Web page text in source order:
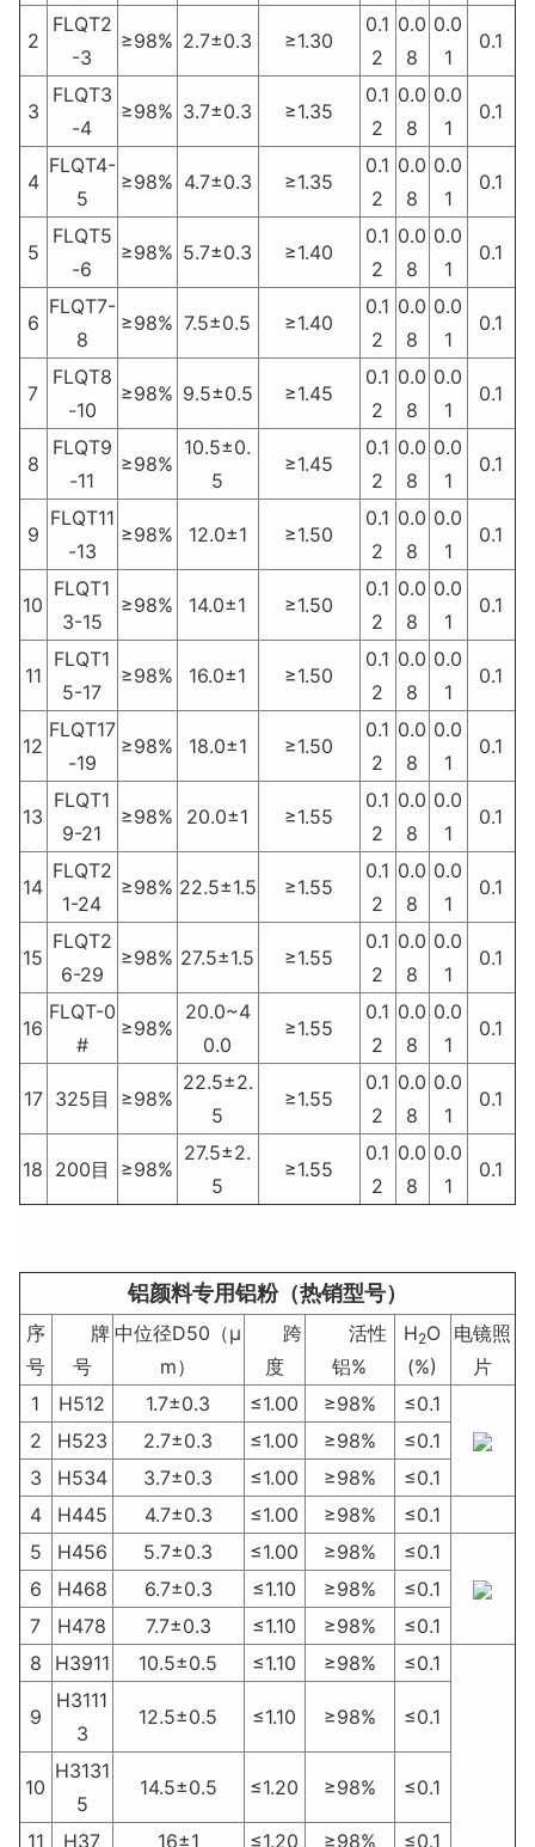
2
FLQT2
-3
≥98% 2.7±0.3 ≥1.30
0.1
2
0.0
8
0.0
1
0.1
3
FLQT3
-4
≥98% 3.7±0.3 ≥1.35
0.1
2
0.0
8
0.0
1
0.1
4
FLQT4-
5
≥98% 4.7±0.3 ≥1.35
0.1
2
0.0
8
0.0
1
0.1
5
FLQT5
-6
≥98% 5.7±0.3 ≥1.40
0.1
2
0.0
8
0.0
1
0.1
6
FLQT7-
8
≥98% 7.5±0.5 ≥1.40
0.1
2
0.0
8
0.0
1
0.1
7
FLQT8
-10
≥98% 9.5±0.5 ≥1.45
0.1
2
0.0
8
0.0
1
0.1
8
FLQT9
-11
≥98%
10.5±0.
5
≥1.45
0.1
2
0.0
8
0.0
1
0.1
9
FLQT11
-13
≥98% 12.0±1 ≥1.50
0.1
2
0.0
8
0.0
1
0.1
10
FLQT1
3-15
≥98% 14.0±1 ≥1.50
0.1
2
0.0
8
0.0
1
0.1
11
FLQT1
5-17
≥98% 16.0±1 ≥1.50
0.1
2
0.0
8
0.0
1
0.1
12
FLQT17
-19
≥98% 18.0±1 ≥1.50
0.1
2
0.0
8
0.0
1
0.1
13
FLQT1
9-21
≥98% 20.0±1 ≥1.55
0.1
2
0.0
8
0.0
1
0.1
14
FLQT2
1-24
≥98% 22.5±1.5 ≥1.55
0.1
2
0.0
8
0.0
1
0.1
15
FLQT2
6-29
≥98% 27.5±1.5 ≥1.55
0.1
2
0.0
8
0.0
1
0.1
16
FLQT-0
#
≥98%
20.0~4
0.0
≥1.55
0.1
2
0.0
8
0.0
1
0.1
17 325目 ≥98%
22.5±2.
5
≥1.55
0.1
2
0.0
8
0.0
1
0.1
18 200目 ≥98%
27.5±2.
5
≥1.55
0.1
2
0.0
8
0.0
1
0.1
铝颜料专用铝粉（热销型号）
序
号
牌
号
中位径D50（μ
m）
跨
度
活性
铝%
H2O
(%)
电镜照
片
1
H512 1.7±0.3 ≤1.00 ≥98%
≤0.1
2
H523 2.7±0.3 ≤1.00 ≥98%
≤0.1
3
H534 3.7±0.3 ≤1.00 ≥98%
≤0.1
4
H445 4.7±0.3 ≤1.00 ≥98%
≤0.1
5
H456 5.7±0.3 ≤1.00 ≥98%
≤0.1
6
H468 6.7±0.3 ≤1.10 ≥98%
≤0.1
7
H478 7.7±0.3 ≤1.10 ≥98%
≤0.1
8
H3911 10.5±0.5 ≤1.10 ≥98% ≤0.1
9
H3111
3
12.5±0.5 ≤1.10 ≥98% ≤0.1
10
H3131
5
14.5±0.5 ≤1.20 ≥98% ≤0.1
11 H37 16±1 ≤1.20 ≥98% ≤0.1